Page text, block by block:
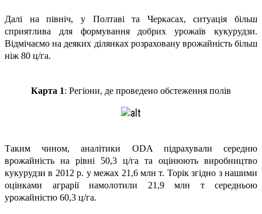
Далі на північ, у Полтаві та Черкасах, ситуація більш
сприятлива для формування добрих урожаїв кукурудзи.
Відмічаємо на деяких ділянках розраховану врожайність більш
ніж 80 ц/га.
Карта 1: Регіони, де проведено обстеження полів
Таким чином, аналітики ODA підрахували середню
врожайність на рівні 50,3 ц/га та оцінюють виробництво
кукурудзи в 2012 р. у межах 21,6 млн т. Торік згідно з нашими
оцінками аграрії намолотили 21,9 млн т середньою
урожайністю 60,3 ц/га.